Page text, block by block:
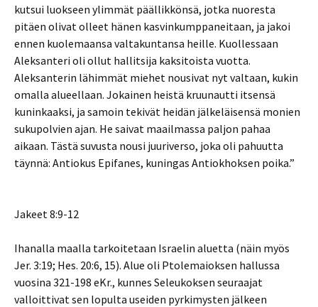
kutsui luokseen ylimmät päällikkönsä, jotka nuoresta
pitäen olivat olleet hänen kasvinkumppaneitaan, ja jakoi
ennen kuolemaansa valtakuntansa heille. Kuollessaan
Aleksanteri oli ollut hallitsija kaksitoista vuotta.
Aleksanterin lähimmät miehet nousivat nyt valtaan, kukin
omalla alueellaan. Jokainen heistä kruunautti itsensä
kuninkaaksi, ja samoin tekivät heidän jälkeläisensä monien
sukupolvien ajan. He saivat maailmassa paljon pahaa
aikaan. Tästä suvusta nousi juuriverso, joka oli pahuutta
täynnä: Antiokus Epifanes, kuningas Antiokhoksen poika.”
Jakeet 8:9-12
Ihanalla maalla tarkoitetaan Israelin aluetta (näin myös
Jer. 3:19; Hes. 20:6, 15). Alue oli Ptolemaioksen hallussa
vuosina 321-198 eKr., kunnes Seleukoksen seuraajat
valloittivat sen lopulta useiden pyrkimysten jälkeen